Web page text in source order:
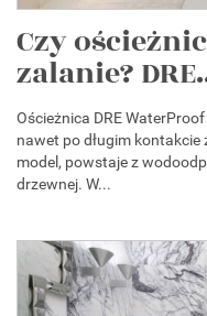
Czy
zalanie?
Ościeżnica DRE
nawet po długim
model, powstaje z
drzewnej. W...